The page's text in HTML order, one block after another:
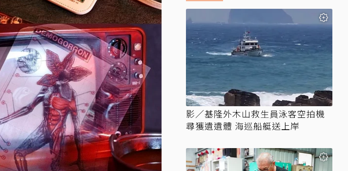
影／基隆外木山救生員泳客空拍機
尋獲遺遺體 海巡船艇送上岸